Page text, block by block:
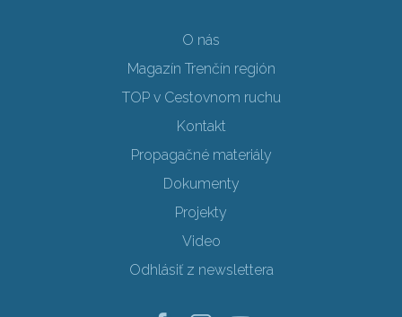
O nás
Magazín Trenčín región
TOP v Cestovnom ruchu
Kontakt
Propagačné materiály
Dokumenty
Projekty
Video
Odhlásiť z newslettera